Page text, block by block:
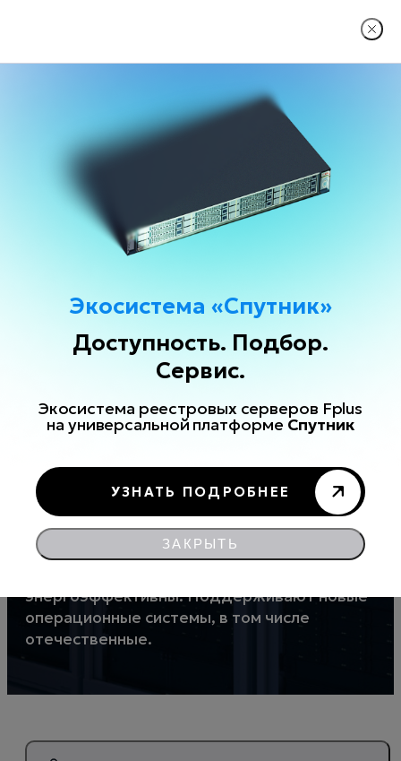
ПРОДУКТЫСЕРВЕРЫ
Бизнес-
серверы
среднего
уровня
Надежное серверное оборудование,
предназначенное для корпоративного
использования в средних и небольших
компаниях. Серверы Fplus
энергоэффективны. Поддерживают новые
операционные системы, в том числе
отечественные.
Экосистема «Спутник»
Доступность. Подбор.
Сервис.
Экосистема реестровых серверов Fplus
на универсальной платформе Спутник
УЗНАТЬ ПОДРОБНЕЕ
ЗАКРЫТЬ